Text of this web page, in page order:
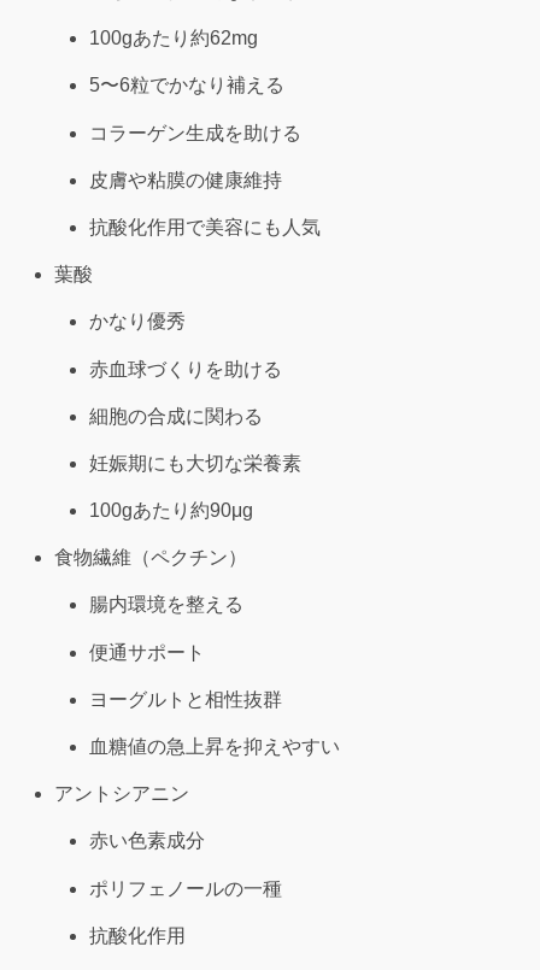
100gあたり約62mg
5〜6粒でかなり補える
コラーゲン生成を助ける
皮膚や粘膜の健康維持
抗酸化作用で美容にも人気
葉酸
かなり優秀
赤血球づくりを助ける
細胞の合成に関わる
妊娠期にも大切な栄養素
100gあたり約90μg
食物繊維（ペクチン）
腸内環境を整える
便通サポート
ヨーグルトと相性抜群
血糖値の急上昇を抑えやすい
アントシアニン
赤い色素成分
ポリフェノールの一種
抗酸化作用